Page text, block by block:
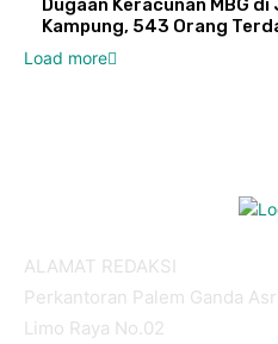
Dugaan Keracunan MBG
Kampung, 543 Orang
Load more
ALAMAT REDAKSI
Perkantoran Palem Ganda Asri
Limo Raya No.02